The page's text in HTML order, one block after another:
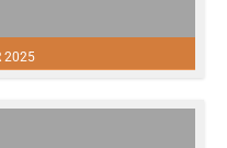
2025